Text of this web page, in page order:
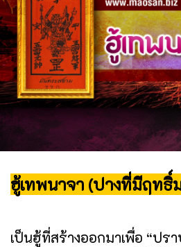
ฮู้เทพนาจา (ปางที่มีฤทธิ์
เป็นฮู้ที่สร้างออกมาเพื่อ “ปรา